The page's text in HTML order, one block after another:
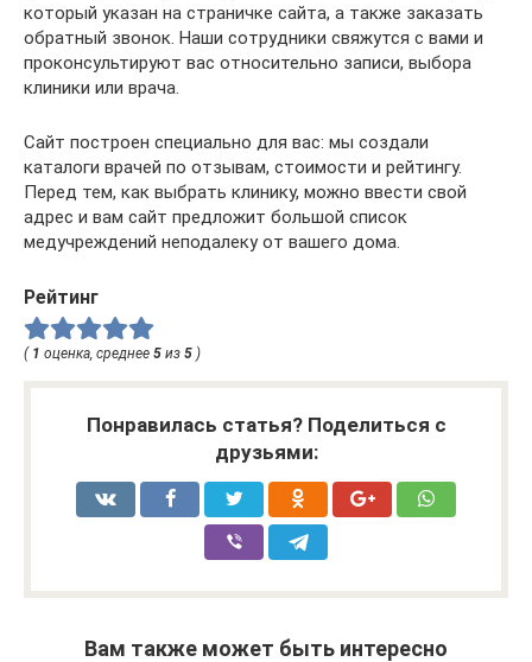
который указан на страничке сайта, а также заказать
обратный звонок. Наши сотрудники свяжутся с вами и
проконсультируют вас относительно записи, выбора
клиники или врача.
Сайт построен специально для вас: мы создали
каталоги врачей по отзывам, стоимости и рейтингу.
Перед тем, как выбрать клинику, можно ввести свой
адрес и вам сайт предложит большой список
медучреждений неподалеку от вашего дома.
Рейтинг
( 1 оценка, среднее 5 из 5 )
Понравилась статья? Поделиться с
друзьями:
Вам также может быть интересно